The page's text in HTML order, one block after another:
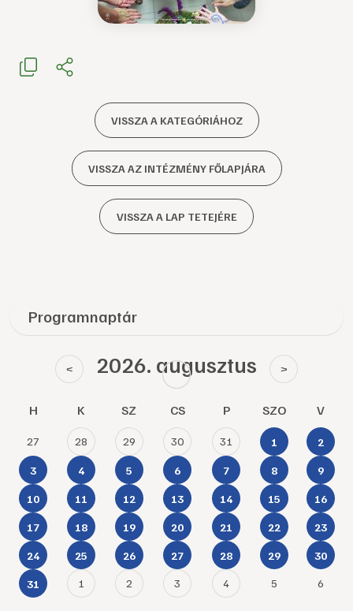
VISSZA A KATEGÓRIÁHOZ
VISSZA AZ INTÉZMÉNY FŐLAPJÁRA
VISSZA A LAP TETEJÉRE
Programnaptár
< 2026. augusztus >
H K SZ CS P SZO V
27 28 29 30 31 1 2
3 4 5 6 7 8 9
10 11 12 13 14 15 16
17 18 19 20 21 22 23
24 25 26 27 28 29 30
31 1 2 3 4 5 6